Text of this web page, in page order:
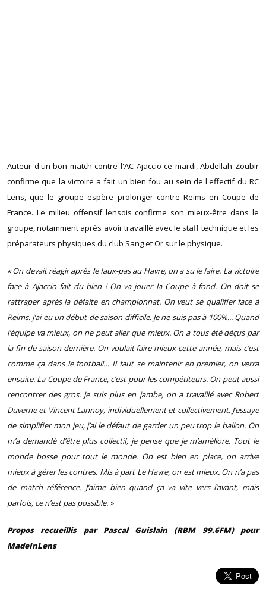
Auteur d'un bon match contre l'AC Ajaccio ce mardi, Abdellah Zoubir
confirme que la victoire a fait un bien fou au sein de l'effectif du RC
Lens, que le groupe espère prolonger contre Reims en Coupe de
France. Le milieu offensif lensois confirme son mieux-être dans le
groupe, notamment après avoir travaillé avec le staff technique et les
préparateurs physiques du club Sang et Or sur le physique.
« On devait réagir après le faux-pas au Havre, on a su le faire. La victoire
face à Ajaccio fait du bien ! On va jouer la Coupe à fond. On doit se
rattraper après la défaite en championnat. On veut se qualifier face à
Reims. J’ai eu un début de saison difficile. Je ne suis pas à 100%... Quand
l’équipe va mieux, on ne peut aller que mieux. On a tous été déçus par
la fin de saison dernière. On voulait faire mieux cette année, mais c’est
comme ça dans le football… Il faut se maintenir en premier, on verra
ensuite. La Coupe de France, c’est pour les compétiteurs. On peut aussi
rencontrer des gros. Je suis plus en jambe, on a travaillé avec Robert
Duverne et Vincent Lannoy, individuellement et collectivement. J’essaye
de simplifier mon jeu, j’ai le défaut de garder un peu trop le ballon. On
m’a demandé d’être plus collectif, je pense que je m’améliore. Tout le
monde bosse pour tout le monde. On est bien en place, on arrive
mieux à gérer les contres. Mis à part Le Havre, on est mieux. On n’a pas
de match référence. J’aime bien quand ça va vite vers l’avant, mais
parfois, ce n’est pas possible. »
Propos recueillis par Pascal Guislain (RBM 99.6FM) pour
MadeInLens